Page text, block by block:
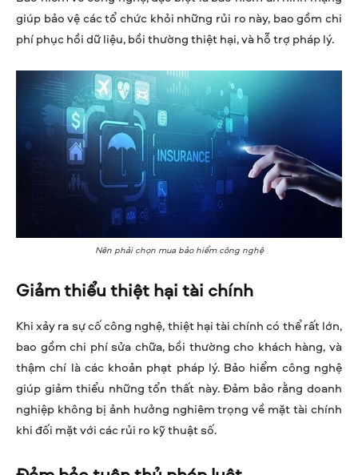
giúp bảo vệ các tổ chức khỏi những rủi ro này, bao gồm chi
phí phục hồi dữ liệu, bồi thường thiệt hại, và hỗ trợ pháp lý.
Nên phải chọn mua bảo hiểm công nghệ
Giảm thiểu thiệt hại tài chính
Khi xảy ra sự cố công nghệ, thiệt hại tài chính có thể rất lớn,
bao gồm chi phí sửa chữa, bồi thường cho khách hàng, và
thậm chí là các khoản phạt pháp lý. Bảo hiểm công nghệ
giúp giảm thiểu những tổn thất này. Đảm bảo rằng doanh
nghiệp không bị ảnh hưởng nghiêm trọng về mặt tài chính
khi đối mặt với các rủi ro kỹ thuật số.